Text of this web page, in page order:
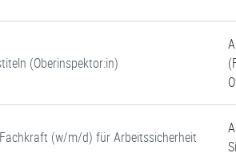
(Oberinspektor:in)
(w/m/d) für Arbeitssicherheit